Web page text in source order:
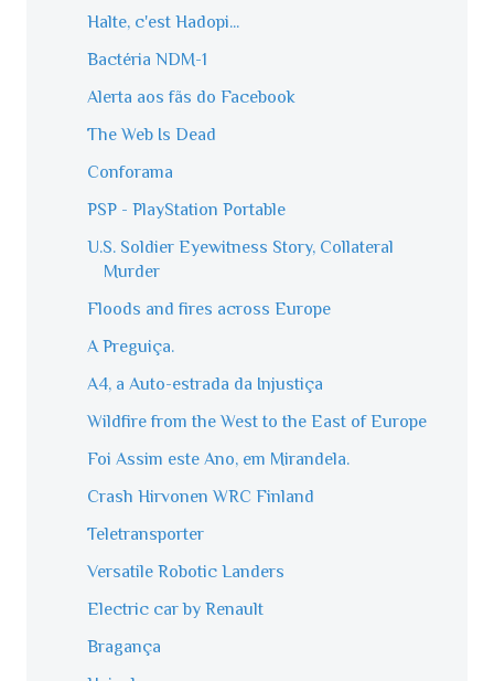
Halte, c'est Hadopi...
Bactéria NDM-1
Alerta aos fãs do Facebook
The Web Is Dead
Conforama
PSP - PlayStation Portable
U.S. Soldier Eyewitness Story, Collateral
Murder
Floods and fires across Europe
A Preguiça.
A4, a Auto-estrada da Injustiça
Wildfire from the West to the East of Europe
Foi Assim este Ano, em Mirandela.
Crash Hirvonen WRC Finland
Teletransporter
Versatile Robotic Landers
Electric car by Renault
Bragança